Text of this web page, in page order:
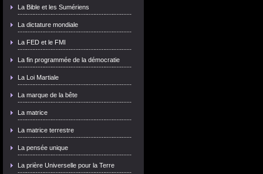
La Bible et les Sumériens
La dictature mondiale
La FED et le FMI
La fin programmée de la démocratie
La Loi Martiale
La marque de la bête
La matrice
La matrice terrestre
La pensée unique
La prière Universelle pour la Terre